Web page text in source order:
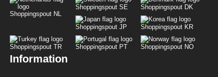
Shoppingspout NL
Shoppingspout SE Shoppingspout DK
Shoppingspout JP Shoppingspout KR
Shoppingspout TR Shoppingspout PT Shoppingspout NO
Information